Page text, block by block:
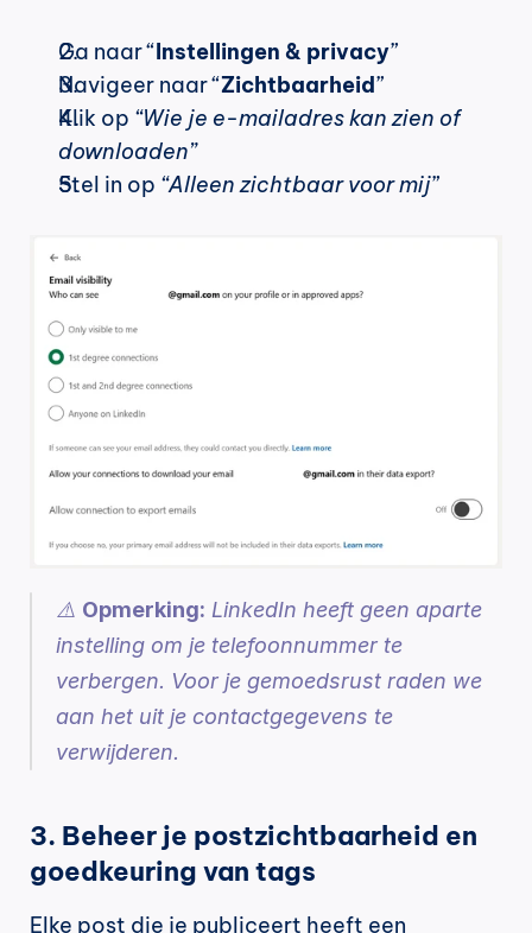
Ga naar “Instellingen & privacy”
Navigeer naar “Zichtbaarheid”
Klik op “Wie je e-mailadres kan zien of
downloaden”
Stel in op “Alleen zichtbaar voor mij”
⚠️ Opmerking: LinkedIn heeft geen aparte
instelling om je telefoonnummer te
verbergen. Voor je gemoedsrust raden we
aan het uit je contactgegevens te
verwijderen.
3. Beheer je postzichtbaarheid en
goedkeuring van tags
Elke post die je publiceert heeft een